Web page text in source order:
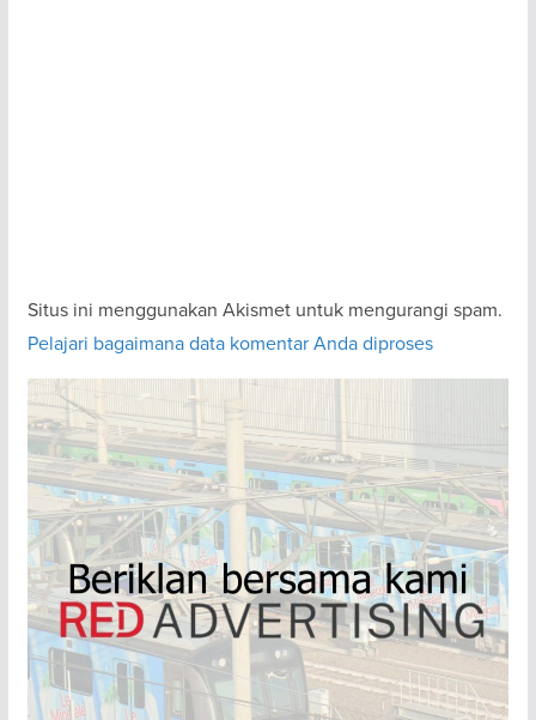
Situs ini menggunakan Akismet untuk mengurangi spam.
Pelajari bagaimana data komentar Anda diproses